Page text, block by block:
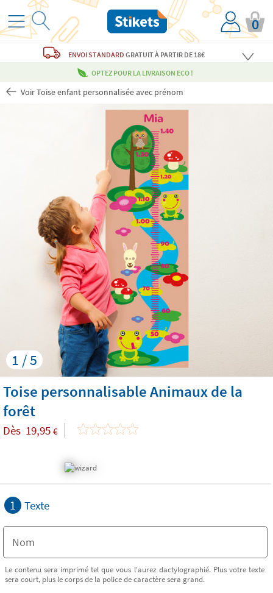
0
ENVOI STANDARDGRATUITÀ PARTIR DE 18€
OPTEZ POUR LA LIVRAISON ECO !
Voir Toise enfant personnalisée avec prénom
1 / 5
Toise personnalisable Animaux de la
forêt
Dès 19,95 €
1 Texte
Le contenu sera imprimé tel que vous l'aurez dactylographié. Plus votre texte
sera court, plus le corps de la police de caractère sera grand.